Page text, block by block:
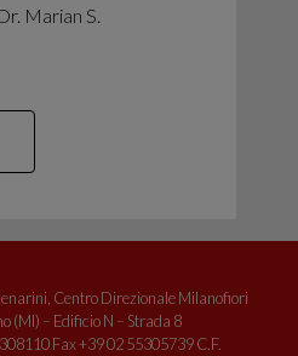
Marian S.
Centro Direzionale Milanofiori
(MI) – Edificio N – Strada 8
Fax +39 02 55305739 C.F.